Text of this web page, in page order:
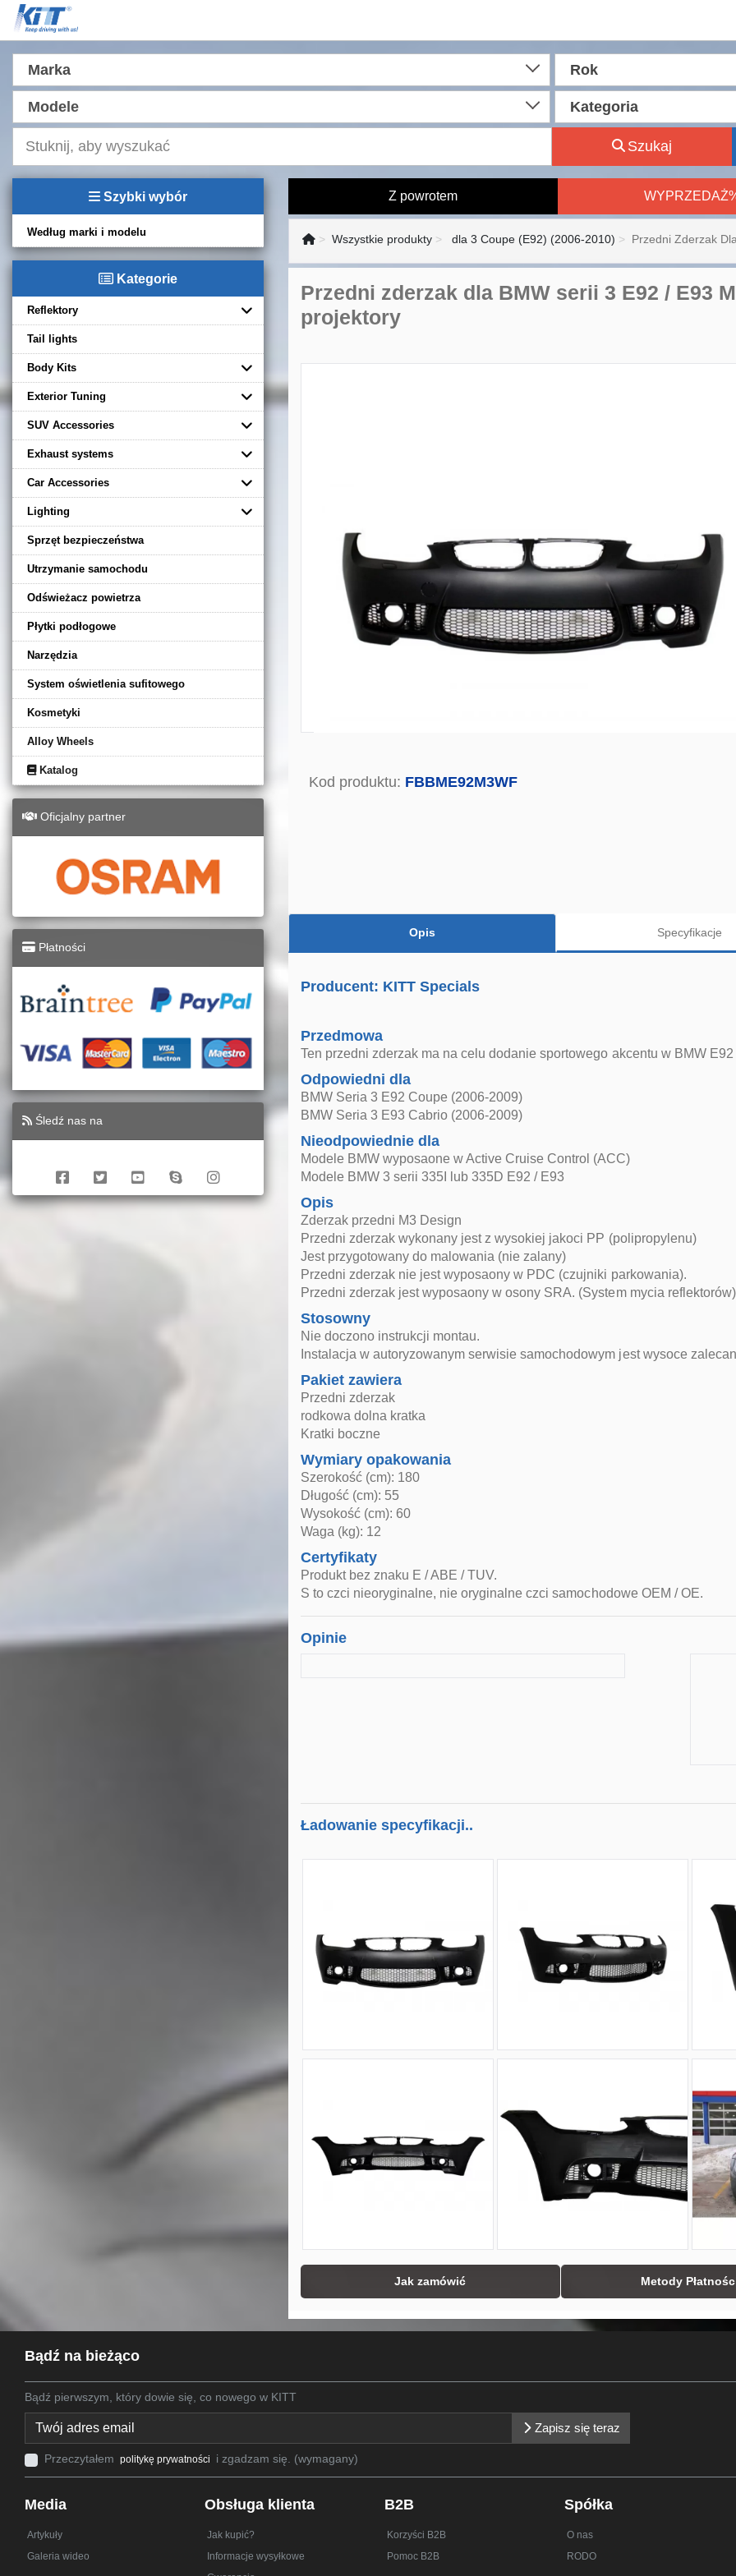
Marka Rok
Modele Kategoria
Szukaj
Szybki wybór
Według marki i modelu
Kategorie
Reflektory
Tail lights
Body Kits
Exterior Tuning
SUV Accessories
Exhaust systems
Car Accessories
Lighting
Sprzęt bezpieczeństwa
Utrzymanie samochodu
Odświeżacz powietrza
Płytki podłogowe
Narzędzia
System oświetlenia sufitowego
Kosmetyki
Alloy Wheels
Katalog
Oficjalny partner
Płatności
Śledź nas na
Z powrotem
Wszystkie produkty dla 3 Coupe (E92) (2006-2010) Przedni Zderzak
Przedni zderzak dla BMW serii 3 E92 / E93
projektory
Kod produktu: FBBME92M3WF
Opis Specyfikacje
Producent: KITT Specials
Przedmowa
Ten przedni zderzak ma na celu dodanie sportowego akcentu w BMW
Odpowiedni dla
BMW Seria 3 E92 Coupe (2006-2009)
BMW Seria 3 E93 Cabrio (2006-2009)
Nieodpowiednie dla
Modele BMW wyposaone w Active Cruise Control (ACC)
Modele BMW 3 serii 335I lub 335D E92 / E93
Opis
Zderzak przedni M3 Design
Przedni zderzak wykonany jest z wysokiej jakoci PP (polipropylenu)
Jest przygotowany do malowania (nie zalany)
Przedni zderzak nie jest wyposaony w PDC (czujniki parkowania).
Przedni zderzak jest wyposaony w osony SRA. (System mycia reflektorów)
Stosowny
Nie doczono instrukcji montau.
Instalacja w autoryzowanym serwisie samochodowym jest wysoce
Pakiet zawiera
Przedni zderzak
rodkowa dolna kratka
Kratki boczne
Wymiary opakowania
Szerokość (cm): 180
Długość (cm): 55
Wysokość (cm): 60
Waga (kg): 12
Certyfikaty
Produkt bez znaku E / ABE / TUV.
S to czci nieoryginalne, nie oryginalne czci samochodowe OEM / OE.
Opinie
Ładowanie specyfikacji..
Jak zamówić Metody
Bądź na bieżąco
Bądź pierwszym, który dowie się, co nowego w KITT
Zapisz się teraz
Przeczytałem politykę prywatności i zgadzam się. (wymagany)
Media
Artykuły
Galeria wideo
Obsługa klienta
Jak kupić?
Informacje wysyłkowe
B2B
Korzyści B2B
Pomoc B2B
Spółka
O nas
RODO